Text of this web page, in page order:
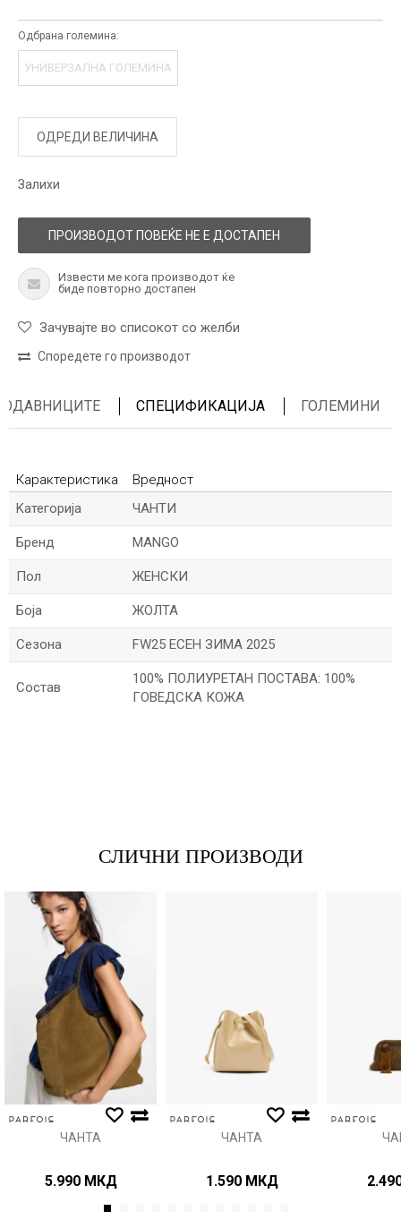
Одбрана големина:
УНИВЕРЗАЛНА ГОЛЕМИНА
ОДРЕДИ ВЕЛИЧИНА
Залихи
ПРОИЗВОДОТ ПОВЕЌЕ НЕ Е ДОСТАПЕН
Извести ме кога производот ќе
биде повторно достапен
Зачувајте во списокот со желби
Споредете го производот
СПЕЦИФИКАЦИЈА ГОЛЕМИНИ
Карактеристика
Вредност
Kатегорија
ЧАНТИ
Бренд MANGO
Пол ЖЕНСКИ
Боја ЖОЛТА
Сезона FW25 ЕСЕН ЗИМА 2025
Состав
100% ПОЛИУРЕТАН ПОСТАВА: 100%
ГОВЕДСКА КОЖА
Порака
Анти спам заштита - пресметајте колку е 9 - 4 :
СЛИЧНИ ПРОИЗВОДИ
ЧАНТА
5.990 МКД
ЧАНТА
1.590 МКД
1